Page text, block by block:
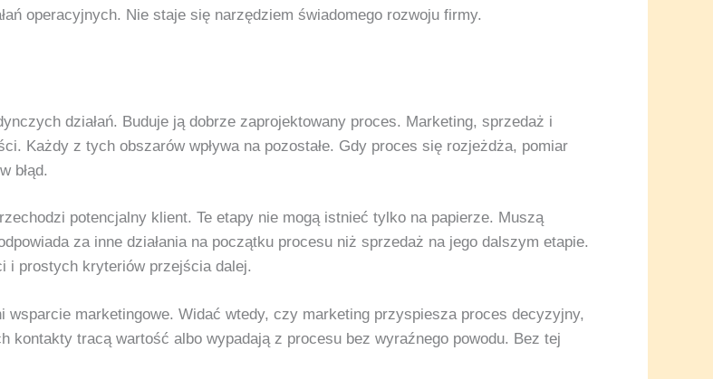
operacyjnych. Nie staje się narzędziem świadomego rozwoju firmy.
działań. Buduje ją dobrze zaprojektowany proces. Marketing, sprzedaż i
Każdy z tych obszarów wpływa na pozostałe. Gdy proces się rozjeżdża, pomiar
błąd.
potencjalny klient. Te etapy nie mogą istnieć tylko na papierze. Muszą
za inne działania na początku procesu niż sprzedaż na jego dalszym etapie.
i prostych kryteriów przejścia dalej.
wsparcie marketingowe. Widać wtedy, czy marketing przyspiesza proces decyzyjny,
tracą wartość albo wypadają z procesu bez wyraźnego powodu. Bez tej